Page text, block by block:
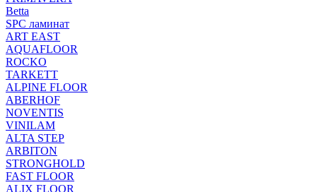
Betta
SPC ламинат
ART EAST
AQUAFLOOR
ROCKO
TARKETT
ALPINE FLOOR
ABERHOF
NOVENTIS
VINILAM
ALTA STEP
ARBITON
STRONGHOLD
FAST FLOOR
ALIX FLOOR